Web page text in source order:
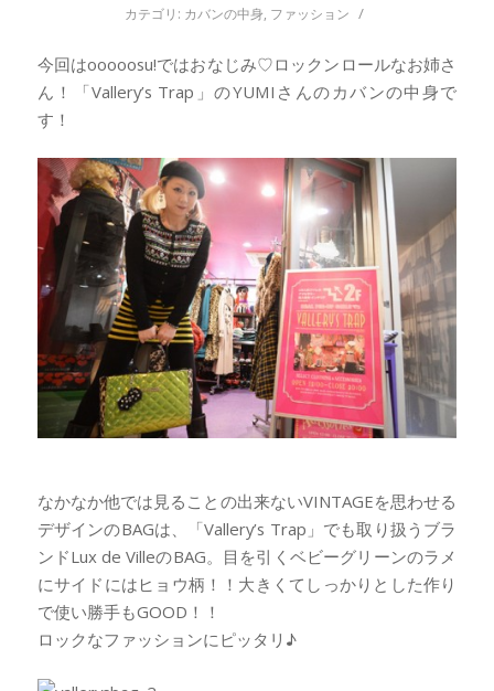
カテゴリ: カバンの中身, ファッション /
今回はooooosu!ではおなじみ♡ロックンロールなお姉さ
ん！「Vallery’s Trap」のYUMIさんのカバンの中身で
す！
なかなか他では見ることの出来ないVINTAGEを思わせる
デザインのBAGは、「Vallery’s Trap」でも取り扱うブラ
ンドLux de VilleのBAG。目を引くベビーグリーンのラメ
にサイドにはヒョウ柄！！大きくてしっかりとした作り
で使い勝手もGOOD！！
ロックなファッションにピッタリ♪